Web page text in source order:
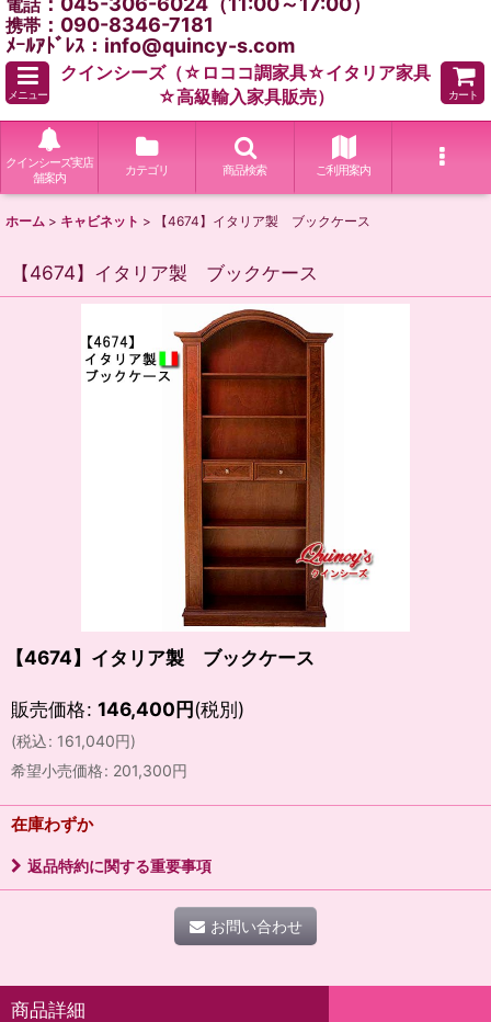
電話
携帯 ：090-8346-7181
ﾒｰﾙｱﾄﾞﾚｽ：info@quincy-s.com
メニュー
クインシーズ（☆ロココ調家具☆イタリア家具
☆高級輸入家具販売）
カート
クインシーズ実店
舗案内
カテゴリ 商品検索 ご利用案内
ホーム > キャビネット > 【4674】イタリア製 ブックケース
【4674】イタリア製 ブックケース
【4674】イタリア製 ブックケース
販売価格: 146,400円(税別)
(税込: 161,040円)
希望小売価格: 201,300円
在庫わずか
返品特約に関する重要事項
お問い合わせ
商品詳細